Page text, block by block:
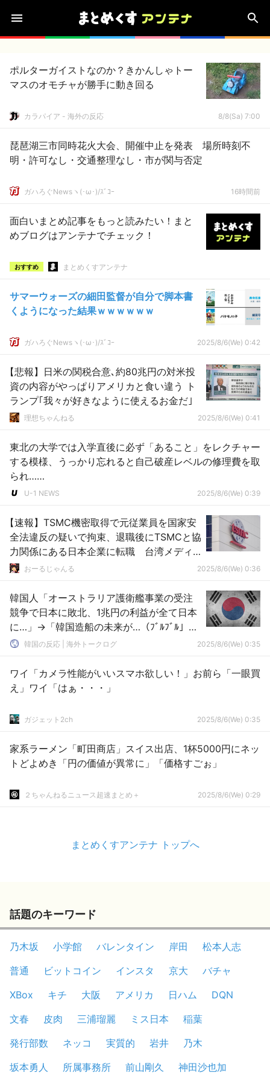
ポルターガイストなのか？きかんしゃトー
マスのオモチャが勝手に動き回る
カラパイア - 海外の反応 8/8(Sa) 7:00
琵琶湖三市同時花火大会、開催中止を発表 場所時刻不
明・許可なし・交通整理なし・市が関与否定
ガハろぐNewsヽ(･ω･)/ｽﾞｺｰ 16時間前
面白いまとめ記事をもっと読みたい！まと
めブログはアンテナでチェック！
おすすめ まとめくすアンテナ
サマーウォーズの細田監督が自分で脚本書
くようになった結果ｗｗｗｗｗｗ
ガハろぐNewsヽ(･ω･)/ｽﾞｺｰ 2025/8/6(We) 0:42
【悲報】日米の関税合意､約80兆円の対米投
資の内容がやっぱりアメリカと食い違う ト
ランプ｢我々が好きなように使えるお金だ｣
理想ちゃんねる 2025/8/6(We) 0:41
東北の大学では入学直後に必ず「あること」をレクチャー
する模様、うっかり忘れると自己破産レベルの修理費を取
られ……
U-1 NEWS 2025/8/6(We) 0:39
【速報】TSMC機密取得で元従業員を国家安
全法違反の疑いで拘束、退職後にTSMCと協
力関係にある日本企業に転職 台湾メディ
ア「日本企業も捜査対象」
おーるじゃんる 2025/8/6(We) 0:36
韓国人「オーストラリア護衛艦事業の受注
競争で日本に敗北、1兆円の利益が全て日本
に…」→「韓国造船の未来が…（ﾌﾞﾙﾌﾞﾙ」＝
韓国の反応
韓国の反応 | 海外トークログ 2025/8/6(We) 0:35
ワイ「カメラ性能がいいスマホ欲しい！」お前ら「一眼買
え」ワイ「はぁ・・・」
ガジェット2ch 2025/8/6(We) 0:35
家系ラーメン「町田商店」スイス出店、1杯5000円にネッ
トどよめき「円の価値が異常に」「価格すごぉ」
２ちゃんねるニュース超速まとめ＋ 2025/8/6(We) 0:29
まとめくすアンテナ トップへ
話題のキーワード
乃木坂 小学館 バレンタイン 岸田
松本人志
普通
ビットコイン インスタ 京大
バチャ
XBox
キチ 大阪 アメリカ 日ハム
DQN
文春
皮肉 三浦瑠麗 ミス日本
稲葉
発行部数
ネッコ 実質的 岩井
乃木
坂本勇人
所属事務所 前山剛久 神田沙也加